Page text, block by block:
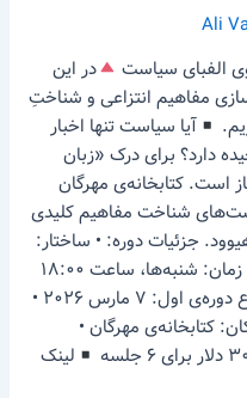
Ali
الفبای سیاست
در این
مفاهیم انتزاعی و شناختِ
آیا سیاست تنها اخبار
دارد؟ برای درک «زبان
است. کتابخانه‌ی مهرگان
شناخت مفاهیم کلیدی
جزئیات دوره: • ساختار:
۱۴ هفته (دو دوره‌ی ۶ و ۸ جلسه‌ای) • زمان: شنبه‌ها، ساعت ۱۸:۰۰
(۹۰ دقیقه آموزش و گفت‌وگو) • شروع دوره‌ی اول: ۷ مارس ۲۰۲۶ •
اول: ۱۱ آوریل ۲۰۲۶ • مکان: کتابخانه‌ی مهرگان •
لینک